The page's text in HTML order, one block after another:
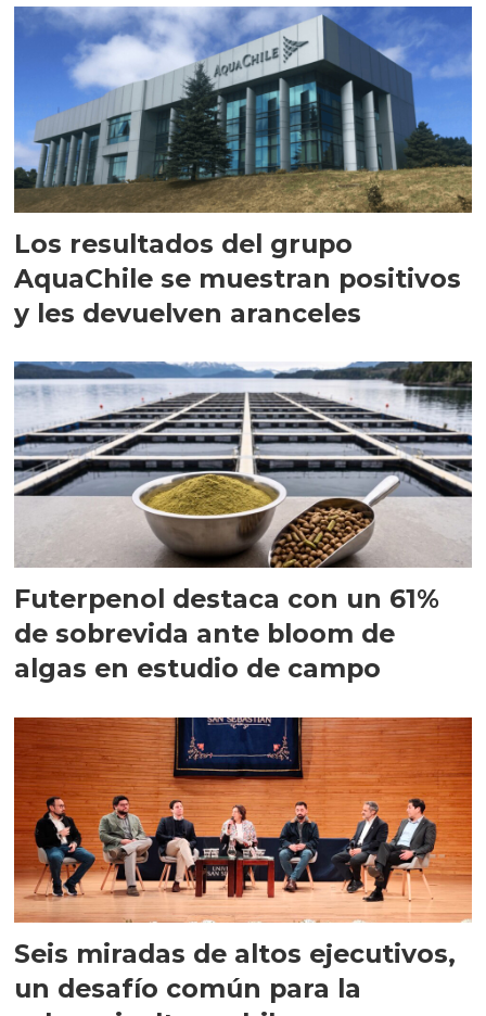
Los resultados del grupo
AquaChile se muestran positivos
y les devuelven aranceles
Futerpenol destaca con un 61%
de sobrevida ante bloom de
algas en estudio de campo
Seis miradas de altos ejecutivos,
un desafío común para la